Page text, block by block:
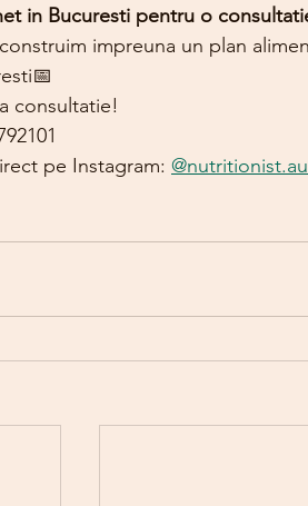
in Bucuresti pentru o
impreuna un plan
consultatie!
pe Instagram: